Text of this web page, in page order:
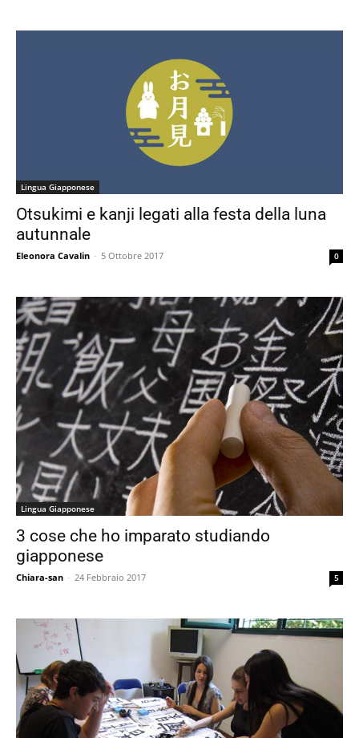
Lingua Giapponese
Otsukimi e kanji legati alla festa della luna
autunnale
Eleonora Cavalin - 5 Ottobre 2017 0
Lingua Giapponese
3 cose che ho imparato studiando
giapponese
Chiara-san - 24 Febbraio 2017 5